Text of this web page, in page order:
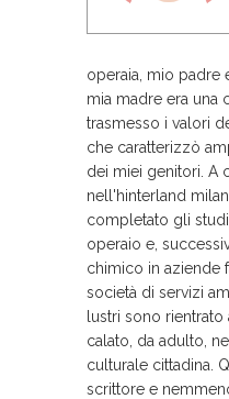
operaia, mio padre
mia madre era una
trasmesso i valori
che caratterizzò
dei miei genitori. A
nell'hinterland
completato gli
operaio e,
chimico in aziende
società di servizi
lustri sono
calato, da adulto,
culturale cittadina.
scrittore e